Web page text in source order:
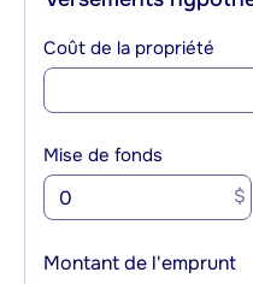
Coût de la propriété
Mise de fonds
$
Montant de l'emprunt